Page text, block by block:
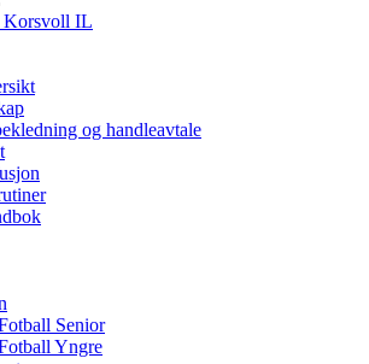
Korsvoll IL
og handleavtale
Senior
Yngre